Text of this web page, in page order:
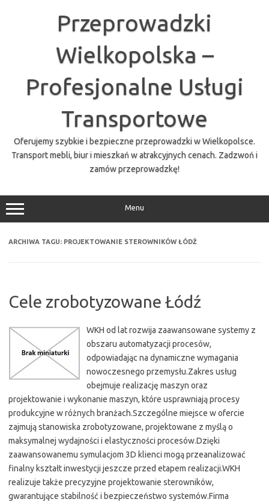
Przeprowadzki
Wielkopolska –
Profesjonalne Usługi
Transportowe
Oferujemy szybkie i bezpieczne przeprowadzki w Wielkopolsce.
Transport mebli, biur i mieszkań w atrakcyjnych cenach. Zadzwoń i
zamów przeprowadzkę!
Menu
ARCHIWA TAGU: PROJEKTOWANIE STEROWNIKÓW ŁÓDŹ
Cele zrobotyzowane Łódź
WKH od lat rozwija zaawansowane systemy z
obszaru automatyzacji procesów,
odpowiadając na dynamiczne wymagania
nowoczesnego przemysłu.Zakres usług
obejmuje realizację maszyn oraz
projektowanie i wykonanie maszyn, które usprawniają procesy
produkcyjne w różnych branżach.Szczególne miejsce w ofercie
zajmują stanowiska zrobotyzowane, projektowane z myślą o
maksymalnej wydajności i elastyczności procesów.Dzięki
zaawansowanemu symulacjom 3D klienci mogą przeanalizować
finalny kształt inwestycji jeszcze przed etapem realizacji.WKH
realizuje także precyzyjne projektowanie sterowników,
gwarantujące stabilność i bezpieczeństwo systemów.Firma